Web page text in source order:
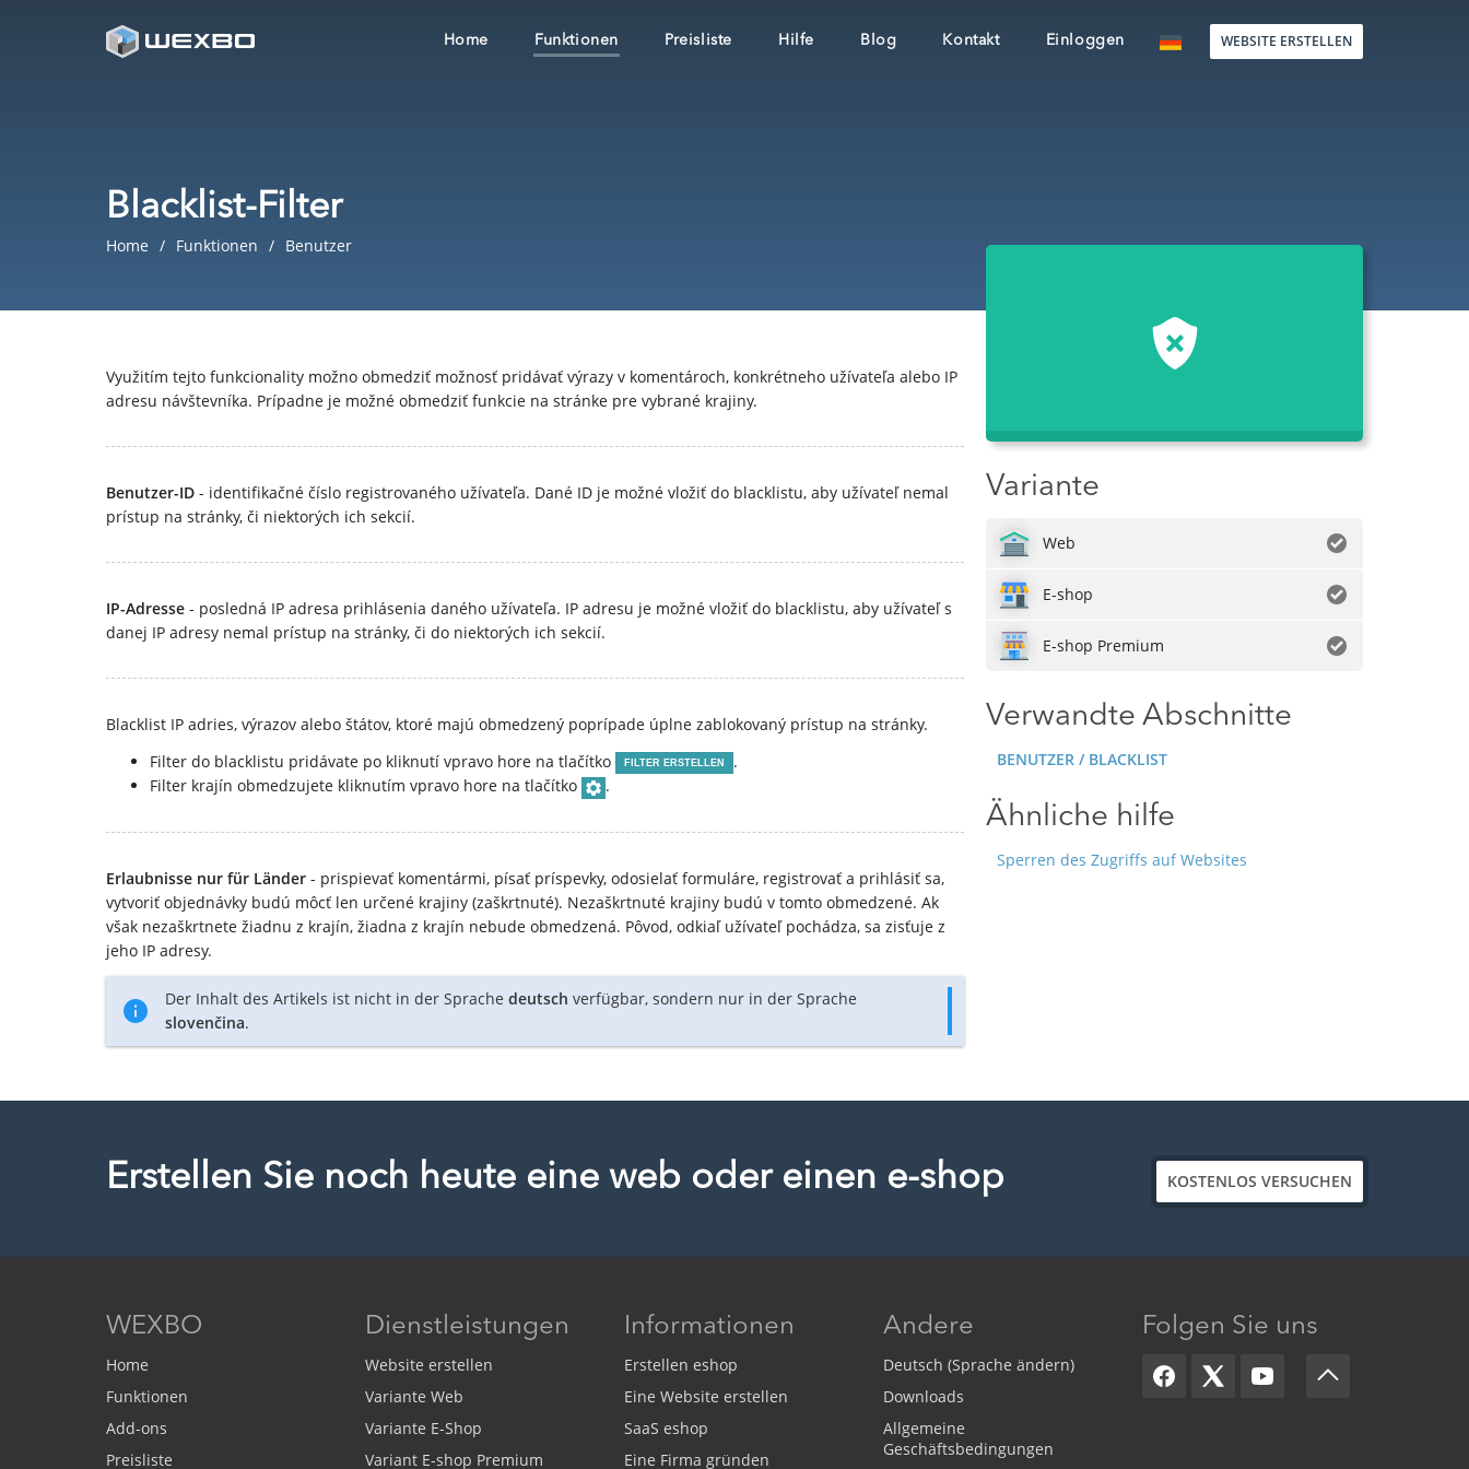
Home Funktionen Preisliste Hilfe Blog Kontakt Einloggen WEBSITE ERSTELLEN
Blacklist-Filter
Home Funktionen Benutzer
Využitím tejto funkcionality možno obmedziť možnosť pridávať výrazy v komentároch, konkrétneho užívateľa alebo IP
adresu návštevníka. Prípadne je možné obmedziť funkcie na stránke pre vybrané krajiny.
Benutzer-ID - identifikačné číslo registrovaného užívateľa. Dané ID je možné vložiť do blacklistu, aby užívateľ nemal
prístup na stránky, či niektorých ich sekcií.
IP-Adresse - posledná IP adresa prihlásenia daného užívateľa. IP adresu je možné vložiť do blacklistu, aby užívateľ s
danej IP adresy nemal prístup na stránky, či do niektorých ich sekcií.
Blacklist IP adries, výrazov alebo štátov, ktoré majú obmedzený poprípade úplne zablokovaný prístup na stránky.
Filter do blacklistu pridávate po kliknutí vpravo hore na tlačítko
FILTER ERSTELLEN
.
Filter krajín obmedzujete kliknutím vpravo hore na tlačítko
.
Erlaubnisse nur für Länder - prispievať komentármi, písať príspevky, odosielať formuláre, registrovať a prihlásiť sa,
vytvoriť objednávky budú môcť len určené krajiny (zaškrtnuté). Nezaškrtnuté krajiny budú v tomto obmedzené. Ak
však nezaškrtnete žiadnu z krajín, žiadna z krajín nebude obmedzená. Pôvod, odkiaľ užívateľ pochádza, sa zisťuje z
jeho IP adresy.
Der Inhalt des Artikels ist nicht in der Sprache deutsch verfügbar, sondern nur in der Sprache
slovenčina.
Variante
Web
E-shop
E-shop Premium
Verwandte Abschnitte
BENUTZER / BLACKLIST
Ähnliche hilfe
Sperren des Zugriffs auf Websites
Erstellen Sie noch heute eine web oder einen e-shop KOSTENLOS VERSUCHEN
WEXBO
Home
Funktionen
Add-ons
Preisliste
Dienstleistungen
Website erstellen
Variante Web
Variante E-Shop
Variant E-shop Premium
Informationen
Erstellen eshop
Eine Website erstellen
SaaS eshop
Eine Firma gründen
Andere
Deutsch (Sprache ändern)
Downloads
Allgemeine
Geschäftsbedingungen
Folgen Sie uns